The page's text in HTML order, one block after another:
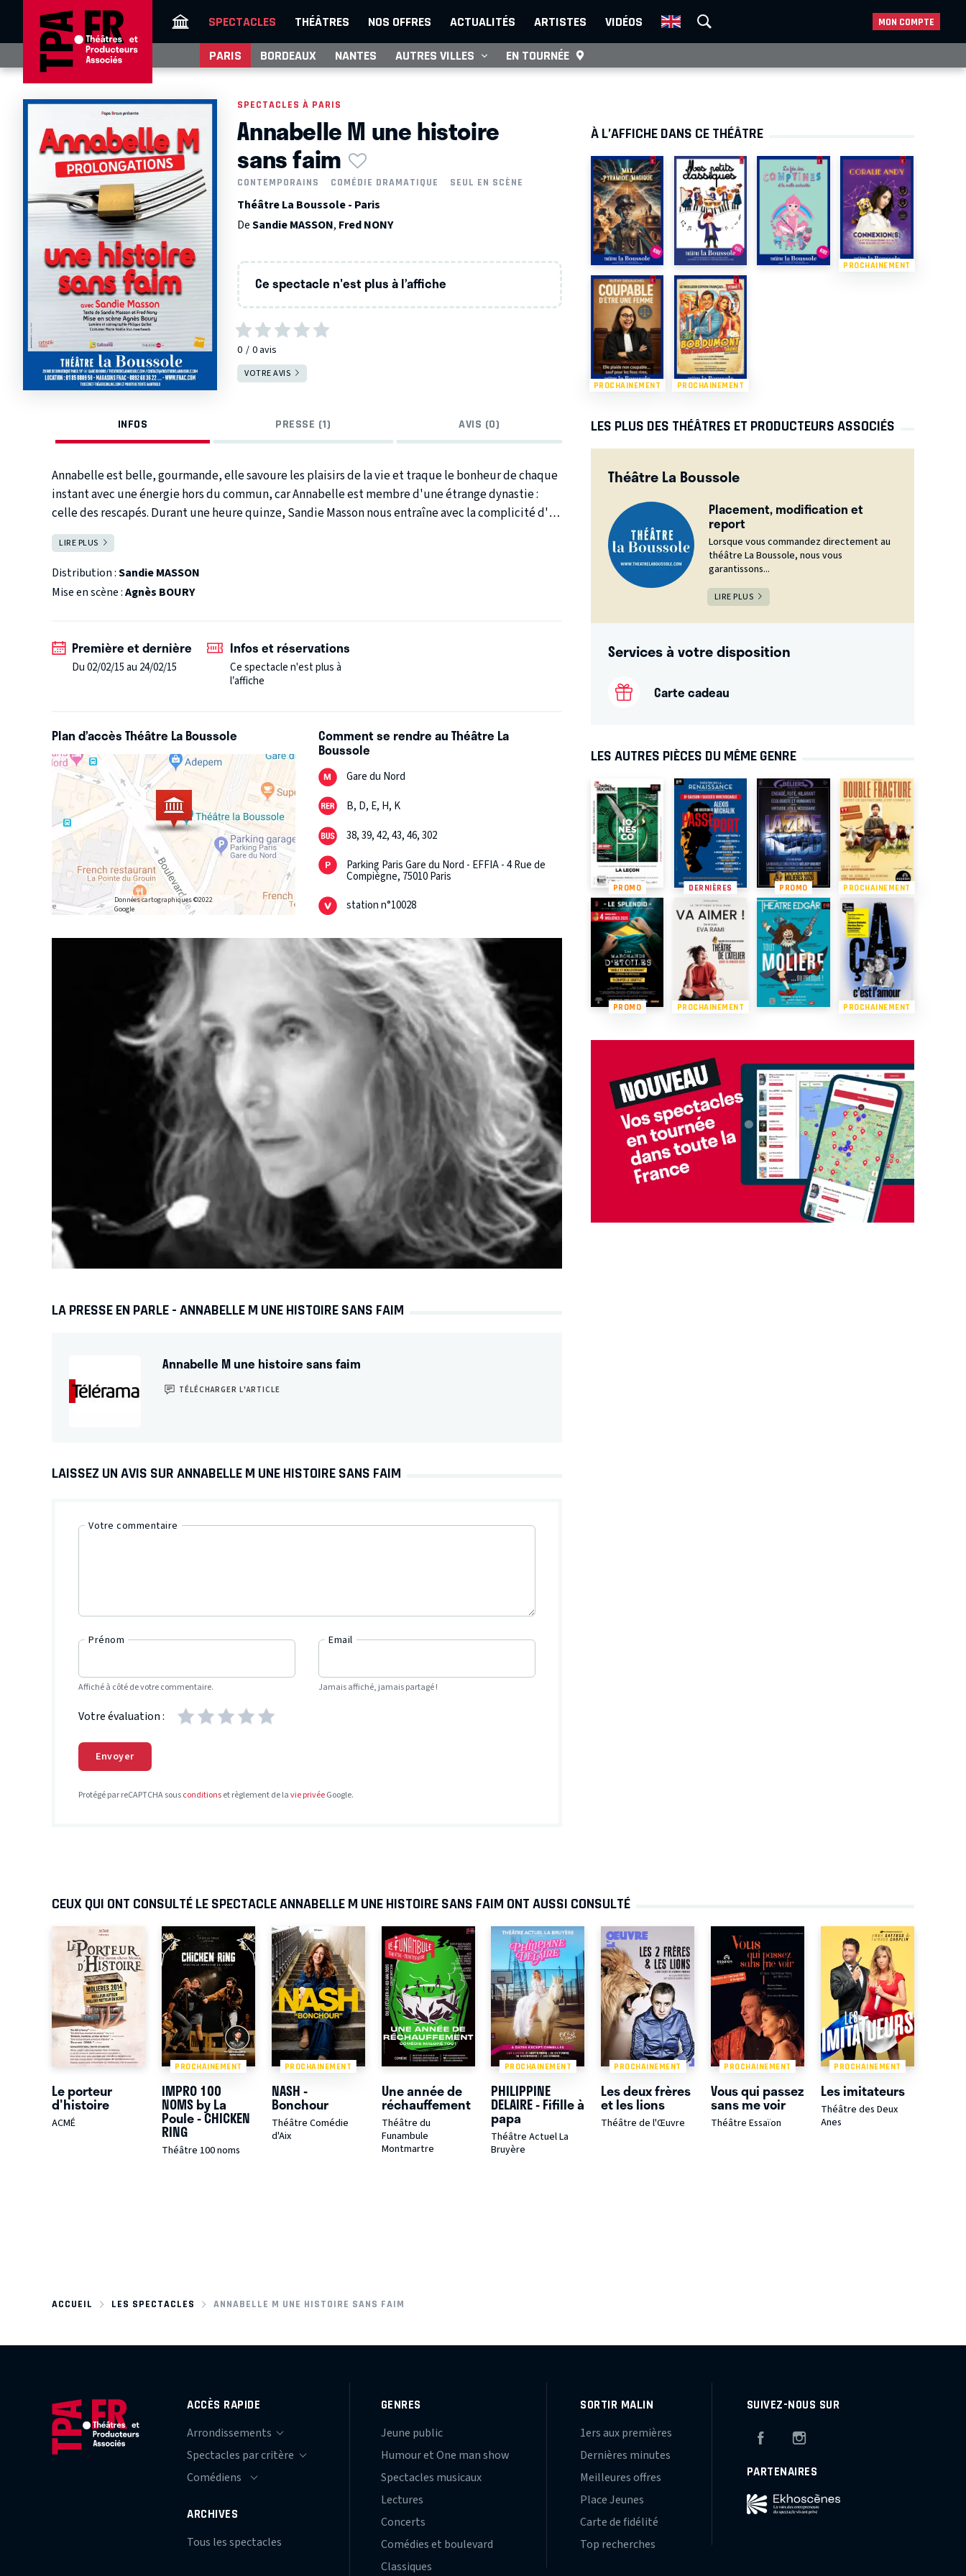
SPECTACLES THÉÂTRES NOS OFFRES ACTUALITÉS ARTISTES VIDÉOS MON COMPTE
PARIS BORDEAUX NANTES AUTRES VILLES EN TOURNÉE
SPECTACLES À PARIS
Annabelle M une histoire
sans faim
CONTEMPORAINS COMÉDIE DRAMATIQUE SEUL EN SCÈNE
Théâtre La Boussole - Paris
DeSandie MASSON, Fred NONY
Ce spectacle n'est plus à l’affiche
0 0avis
VOTRE AVIS
INFOS PRESSE (1) AVIS (0)
Annabelle est belle, gourmande, elle savoure les plaisirs de la vie et traque le bonheur de chaque
instant avec une énergie hors du commun, car Annabelle est membre d'une étrange dynastie :
celle des rescapés. Durant une heure quinze, Sandie Masson nous entraîne avec la complicité d'un
mystérieux détective dans les méandres d'une disparition programmée dont elle a su réchapper.
Annabelle M, rescapée d'une histoire sans faim, vous offre une leçon d'espoir, un hymne à la vie...
LIRE PLUS
Distribution :Sandie MASSON
Mise en scène :Agnès BOURY
Première et dernière
Du 02/02/15 au 24/02/15
Infos et réservations
Ce spectacle n'est plus à
l’affiche
Plan d’accès Théâtre La Boussole
Données cartographiques ©2022
Google
Comment se rendre au Théâtre La
Boussole
Gare du Nord
B, D, E, H, K
38, 39, 42, 43, 46, 302
Parking Paris Gare du Nord - EFFIA - 4 Rue de
Compiègne, 75010 Paris
station n°10028
LA PRESSE EN PARLE - ANNABELLE M UNE HISTOIRE SANS FAIM
Annabelle M une histoire sans faim
TÉLÉCHARGER L’ARTICLE
LAISSEZ UN AVIS SUR ANNABELLE M UNE HISTOIRE SANS FAIM
Votre commentaire
Prénom
Affiché à côté de votre commentaire.
Email
Jamais affiché, jamais partagé !
Votre évaluation :
Envoyer
Protégé par reCAPTCHA sousconditionset règlement de lavie privéeGoogle.
À L’AFFICHE DANS CE THÉÂTRE
PROCHAINEMENT
PROCHAINEMENT PROCHAINEMENT
LES PLUS DES THÉÂTRES ET PRODUCTEURS ASSOCIÉS
Théâtre La Boussole
Placement, modification et
report
Lorsque vous commandez directement au
théâtre La Boussole, nous vous
garantissons...
LIRE PLUS
Services à votre disposition
Carte cadeau
LES AUTRES PIÈCES DU MÊME GENRE
PROMO DERNIÈRES PROMO PROCHAINEMENT
PROMO PROCHAINEMENT PROCHAINEMENT
CEUX QUI ONT CONSULTÉ LE SPECTACLE ANNABELLE M UNE HISTOIRE SANS FAIM ONT AUSSI CONSULTÉ
Le porteur
d'histoire
ACMÉ
PROCHAINEMENT
IMPRO 100
NOMS by La
Poule - CHICKEN
RING
Théâtre 100 noms
PROCHAINEMENT
NASH -
Bonchour
Théâtre Comédie
d'Aix
Une année de
réchauffement
Théâtre du
Funambule
Montmartre
PROCHAINEMENT
PHILIPPINE
DELAIRE - Fifille à
papa
Théâtre Actuel La
Bruyère
PROCHAINEMENT
Les deux frères
et les lions
Théâtre de l'Œuvre
PROCHAINEMENT
Vous qui passez
sans me voir
Théâtre Essaïon
PROCHAINEMENT
Les imitateurs
Théâtre des Deux
Anes
ACCUEIL LES SPECTACLES ANNABELLE M UNE HISTOIRE SANS FAIM
ACCÈS RAPIDE
ARCHIVES
Tous les spectacles
GENRES
Jeune public
Humour et One man show
Spectacles musicaux
Lectures
Concerts
Comédies et boulevard
Classiques
SORTIR MALIN
1ers aux premières
Dernières minutes
Meilleures offres
Place Jeunes
Carte de fidélité
Top recherches
SUIVEZ-NOUS SUR
Facebook
PARTENAIRES